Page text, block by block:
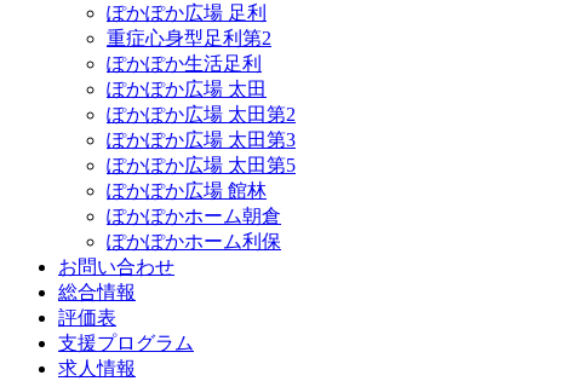
ぽかぽか広場 足利
重症心身型足利第2
ぽかぽか生活足利
ぽかぽか広場 太田
ぽかぽか広場 太田第2
ぽかぽか広場 太田第3
ぽかぽか広場 太田第5
ぽかぽか広場 館林
ぽかぽかホーム朝倉
ぽかぽかホーム利保
お問い合わせ
総合情報
評価表
支援プログラム
求人情報